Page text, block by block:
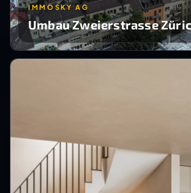
IMMOSKY AG
Umbau Zweierstrasse